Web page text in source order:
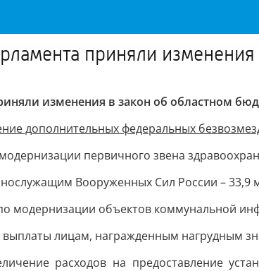
приняли
изменения в закон об областном
дополнительных федеральных
первичного звена
Вооруженных Сил России – 33,9
модернизации объектов коммунальной
лицам, награжденным нагрудным
расходов на предоставление